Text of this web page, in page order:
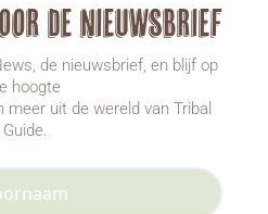
de nieuwsbrief
de nieuwsbrief, en blijf op
hoogte
meer uit de wereld van Tribal
Guide.